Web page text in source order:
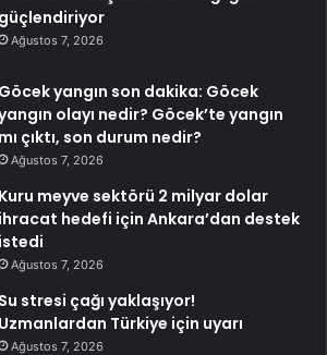
güçlendiriyor
Ağustos 7, 2026
Göcek yangın son dakika: Göcek
olayı nedir? Göcek’te yangın
mı çıktı, son durum nedir?
Ağustos 7, 2026
Kuru meyve sektörü 2 milyar dolar
ihracat hedefi için Ankara’dan destek
istedi
Ağustos 7, 2026
Su stresi çağı yaklaşıyor!
Uzmanlardan Türkiye için uyarı
Ağustos 7, 2026